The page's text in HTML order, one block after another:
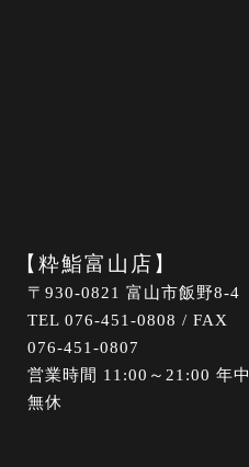
【粋鮨富山店】
〒930-0821 富山市飯野8-4
TEL 076-451-0808 / FAX
076-451-0807
営業時間 11:00～21:00 年中
無休